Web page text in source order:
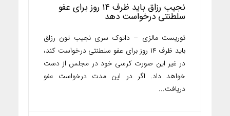
نجیب رزاق باید ظرف ۱۴ روز برای عفو
سلطنتی درخواست دهد
توریست مالزی – داتوک سری نجیب تون رزاق
باید ظرف ۱۴ روز برای عفو سلطنتی درخواست کند،
در غیر این صورت کرسی خود در مجلس از دست
خواهد داد. اگر در این مدت درخواست عفو
دریافت...